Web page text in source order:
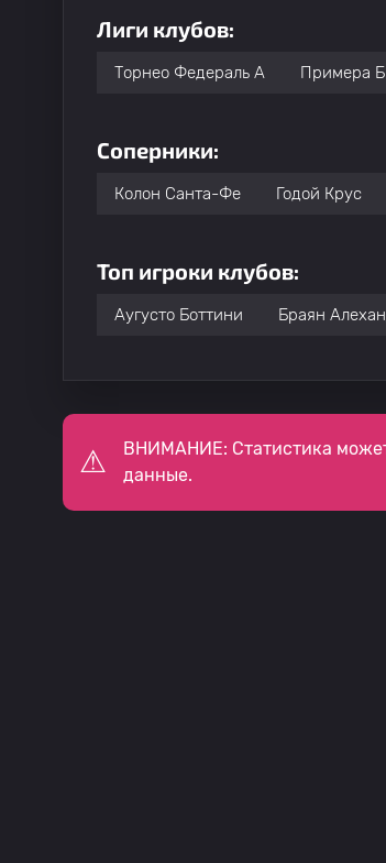
Лиги клубов:
Торнео Федераль A Примера
Соперники:
Колон Санта-Фе Годой Крус
Топ игроки клубов:
Аугусто Боттини Браян
ВНИМАНИЕ: Статистика
данные.